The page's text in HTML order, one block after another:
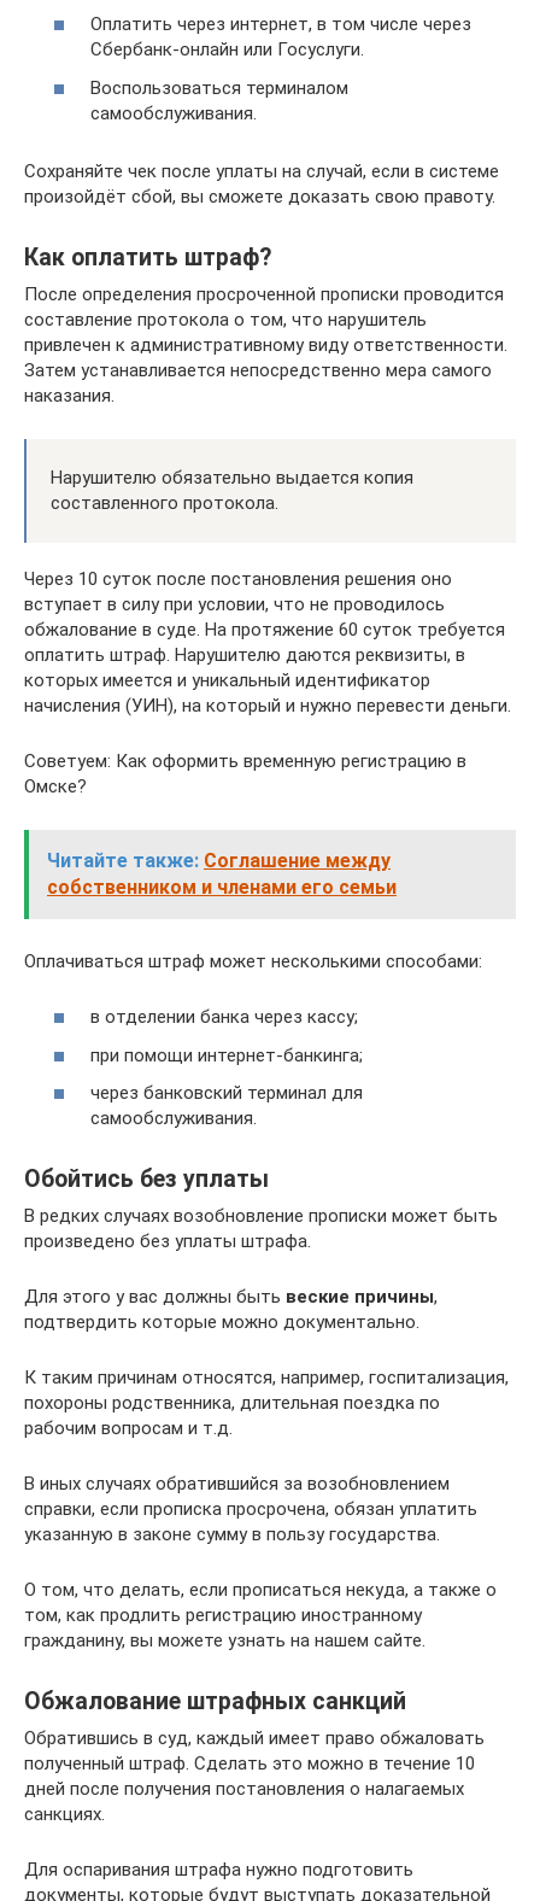
Оплатить через интернет, в том числе через
Сбербанк-онлайн или Госуслуги.
Воспользоваться терминалом
самообслуживания.
Сохраняйте чек после уплаты на случай, если в системе
произойдёт сбой, вы сможете доказать свою правоту.
Как оплатить штраф?
После определения просроченной прописки проводится
составление протокола о том, что нарушитель
привлечен к административному виду ответственности.
Затем устанавливается непосредственно мера самого
наказания.
Нарушителю обязательно выдается копия
составленного протокола.
Через 10 суток после постановления решения оно
вступает в силу при условии, что не проводилось
обжалование в суде. На протяжение 60 суток требуется
оплатить штраф. Нарушителю даются реквизиты, в
которых имеется и уникальный идентификатор
начисления (УИН), на который и нужно перевести деньги.
Советуем: Как оформить временную регистрацию в
Омске?
Читайте также: Соглашение между
собственником и членами его семьи
Оплачиваться штраф может несколькими способами:
в отделении банка через кассу;
при помощи интернет-банкинга;
через банковский терминал для
самообслуживания.
Обойтись без уплаты
В редких случаях возобновление прописки может быть
произведено без уплаты штрафа.
Для этого у вас должны быть веские причины,
подтвердить которые можно документально.
К таким причинам относятся, например, госпитализация,
похороны родственника, длительная поездка по
рабочим вопросам и т.д.
В иных случаях обратившийся за возобновлением
справки, если прописка просрочена, обязан уплатить
указанную в законе сумму в пользу государства.
О том, что делать, если прописаться некуда, а также о
том, как продлить регистрацию иностранному
гражданину, вы можете узнать на нашем сайте.
Обжалование штрафных санкций
Обратившись в суд, каждый имеет право обжаловать
полученный штраф. Сделать это можно в течение 10
дней после получения постановления о налагаемых
санкциях.
Для оспаривания штрафа нужно подготовить
документы, которые будут выступать доказательной